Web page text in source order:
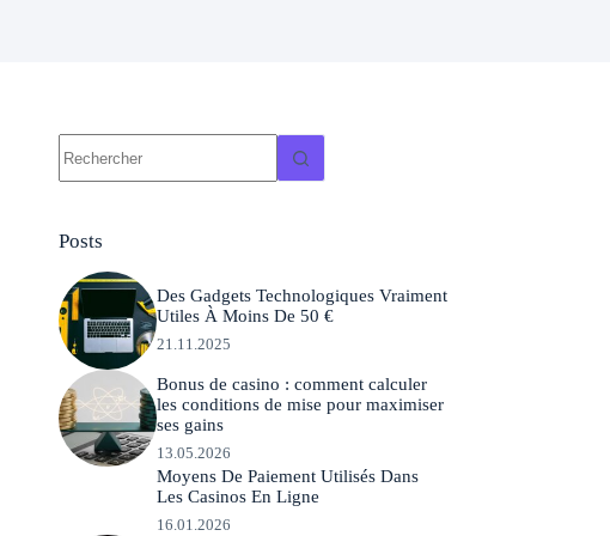
résultat
Posts
Des Gadgets Technologiques Vraiment
Utiles À Moins De 50 €
21.11.2025
Bonus de casino : comment calculer
les conditions de mise pour maximiser
ses gains
13.05.2026
Moyens De Paiement Utilisés Dans
Les Casinos En Ligne
16.01.2026